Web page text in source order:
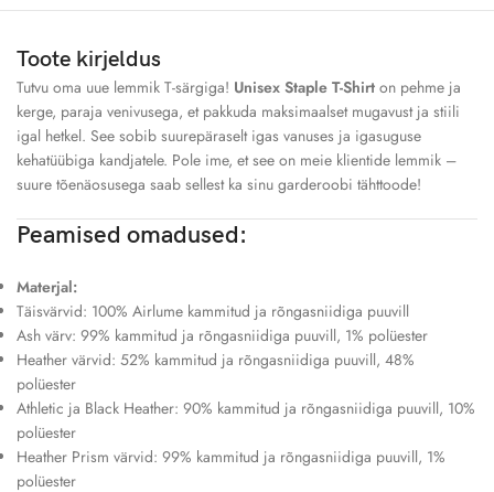
Toote kirjeldus
Tutvu oma uue lemmik T-särgiga! Unisex Staple T-Shirt on pehme ja
kerge, paraja venivusega, et pakkuda maksimaalset mugavust ja stiili
igal hetkel. See sobib suurepäraselt igas vanuses ja igasuguse
kehatüübiga kandjatele. Pole ime, et see on meie klientide lemmik –
suure tõenäosusega saab sellest ka sinu garderoobi tähttoode!
Peamised omadused:
Materjal:
Täisvärvid: 100% Airlume kammitud ja rõngasniidiga puuvill
Ash värv: 99% kammitud ja rõngasniidiga puuvill, 1% polüester
Heather värvid: 52% kammitud ja rõngasniidiga puuvill, 48%
polüester
Athletic ja Black Heather: 90% kammitud ja rõngasniidiga puuvill, 10%
polüester
Heather Prism värvid: 99% kammitud ja rõngasniidiga puuvill, 1%
polüester